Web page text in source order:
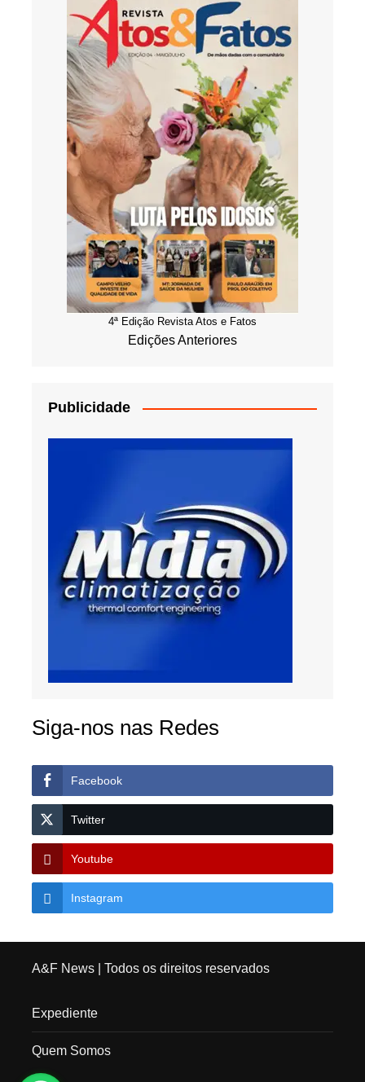
4ª Edição Revista Atos e Fatos
Edições Anteriores
Publicidade
Siga-nos nas Redes
Facebook
Twitter
Youtube
Instagram
A&F News| Todos os direitos reservados
Expediente
Quem Somos